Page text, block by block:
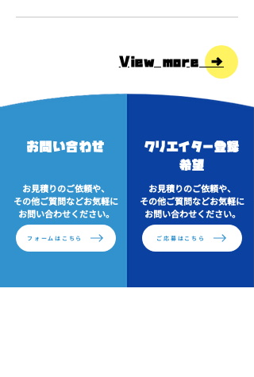
View more →
お問い合わせ
クリエイター登録
希望
お見積りのご依頼や、
その他ご質問などお気軽に
お問い合わせください。
フォームはこちら
お見積りのご依頼や、
その他ご質問などお気軽に
お問い合わせください。
ご応募はこちら